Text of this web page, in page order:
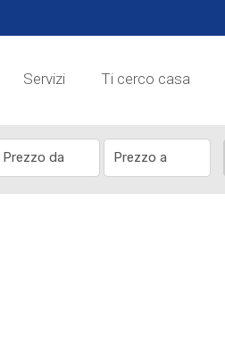
Servizi Ti cerco casa